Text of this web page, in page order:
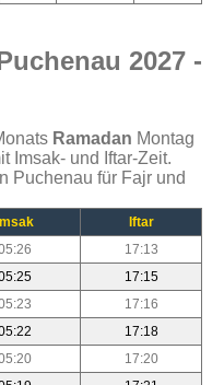
2027 -
Ramadan Montag
Imsak- und Iftar-Zeit.
Puchenau für Fajr und
Iftar
17:13
17:15
17:16
17:18
17:20